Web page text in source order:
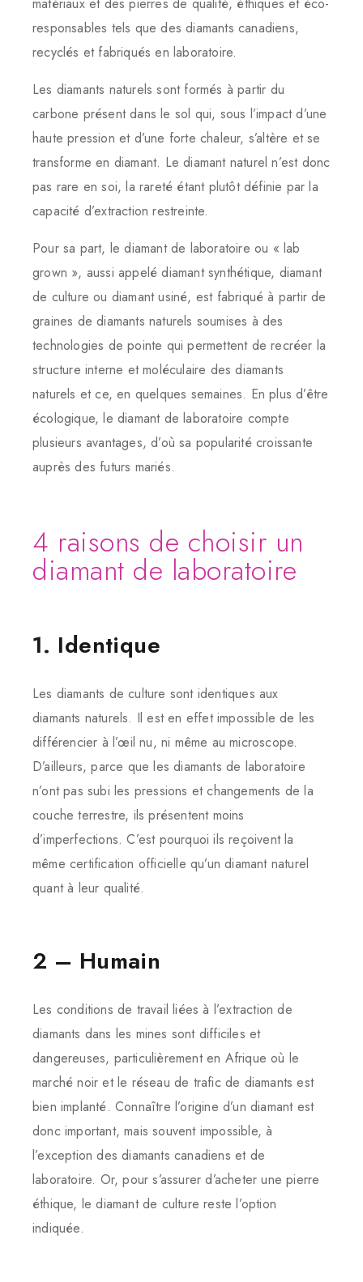
responsables tels que des diamants canadiens,
recyclés et fabriqués en laboratoire.
Les diamants naturels sont formés à partir du
carbone présent dans le sol qui, sous l’impact d’une
haute pression et d’une forte chaleur, s’altère et se
transforme en diamant. Le diamant naturel n’est donc
pas rare en soi, la rareté étant plutôt définie par la
capacité d’extraction restreinte.
Pour sa part, le diamant de laboratoire ou « lab
grown », aussi appelé diamant synthétique, diamant
de culture ou diamant usiné, est fabriqué à partir de
graines de diamants naturels soumises à des
technologies de pointe qui permettent de recréer la
structure interne et moléculaire des diamants
naturels et ce, en quelques semaines. En plus d’être
écologique, le diamant de laboratoire compte
plusieurs avantages, d’où sa popularité croissante
auprès des futurs mariés.
4 raisons de choisir un
diamant de laboratoire
1. Identique
Les diamants de culture sont identiques aux
diamants naturels. Il est en effet impossible de les
différencier à l’œil nu, ni même au microscope.
D’ailleurs, parce que les diamants de laboratoire
n’ont pas subi les pressions et changements de la
couche terrestre, ils présentent moins
d’imperfections. C’est pourquoi ils reçoivent la
même certification officielle qu’un diamant naturel
quant à leur qualité.
2 – Humain
Les conditions de travail liées à l’extraction de
diamants dans les mines sont difficiles et
dangereuses, particulièrement en Afrique où le
marché noir et le réseau de trafic de diamants est
bien implanté. Connaître l’origine d’un diamant est
donc important, mais souvent impossible, à
l’exception des diamants canadiens et de
laboratoire. Or, pour s’assurer d’acheter une pierre
éthique, le diamant de culture reste l’option
indiquée.